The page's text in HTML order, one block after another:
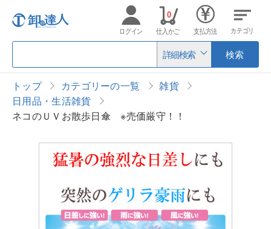
詳細検索 検索
ログイン 仕入かご
0
支払方法 カテゴリ
トップ カテゴリーの一覧
雑貨
日用品・生活雑貨
ネコのＵＶお散歩日傘 ※売価厳守！！